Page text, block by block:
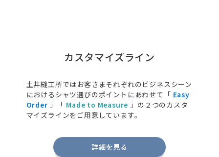
カスタマイズライン
土井縫工所ではお客さまそれぞれのビジネスシーン
におけるシャツ選びのポイントにあわせて「 Easy
Order 」「 Made to Measure 」の２つのカスタ
マイズラインをご用意しています。
詳細を見る